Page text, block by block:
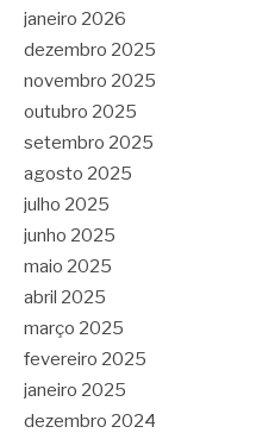
janeiro 2026
dezembro 2025
novembro 2025
outubro 2025
setembro 2025
agosto 2025
julho 2025
junho 2025
maio 2025
abril 2025
março 2025
fevereiro 2025
janeiro 2025
dezembro 2024